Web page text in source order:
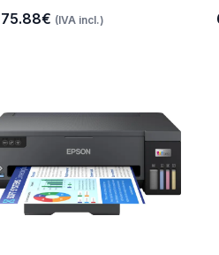
75.88€ (IVA incl.)